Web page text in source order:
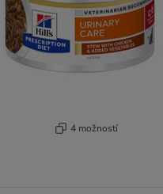
4 možností